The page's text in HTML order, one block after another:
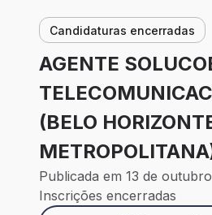
Candidaturas encerradas
AGENTE
(BELO
Publicada em 13 de
Inscrições encerradas